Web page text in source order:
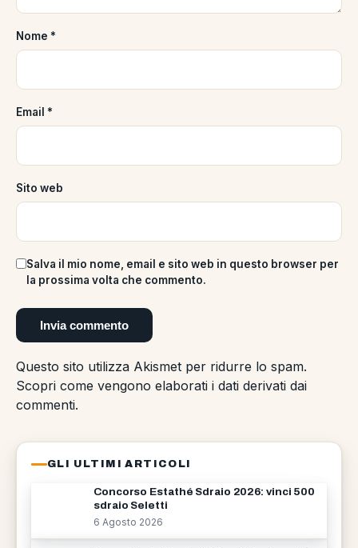
Nome *
Email *
Sito web
Salva il mio nome, email e sito web in questo browser per
la prossima volta che commento.
Questo sito utilizza Akismet per ridurre lo spam.
Scopri come vengono elaborati i dati derivati dai
commenti.
GLI ULTIMI ARTICOLI
Concorso Estathé Sdraio 2026: vinci 500
sdraio Seletti
6 Agosto 2026